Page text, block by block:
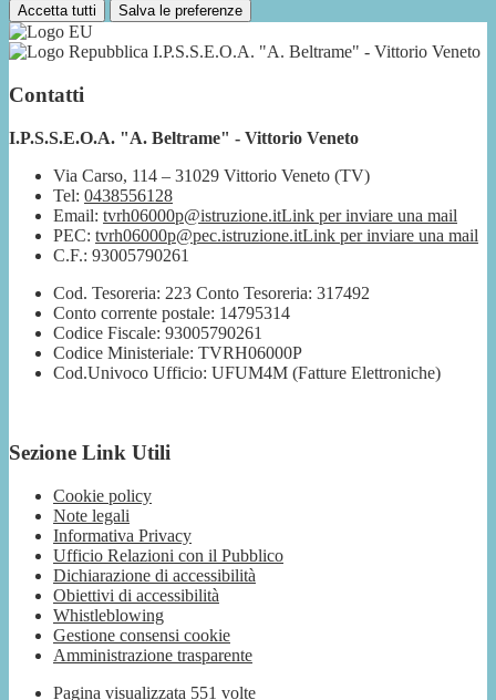
Accetta tutti Salva le preferenze
I.P.S.S.E.O.A. "A. Beltrame" - Vittorio Veneto
Contatti
I.P.S.S.E.O.A. "A. Beltrame" - Vittorio Veneto
Via Carso, 114 – 31029 Vittorio Veneto (TV)
Tel: 0438556128
Email: tvrh06000p@istruzione.itLink per inviare una mail
PEC: tvrh06000p@pec.istruzione.itLink per inviare una mail
C.F.: 93005790261
Cod. Tesoreria: 223 Conto Tesoreria: 317492
Conto corrente postale: 14795314
Codice Fiscale: 93005790261
Codice Ministeriale: TVRH06000P
Cod.Univoco Ufficio: UFUM4M (Fatture Elettroniche)
Sezione Link Utili
Cookie policy
Note legali
Informativa Privacy
Ufficio Relazioni con il Pubblico
Dichiarazione di accessibilità
Obiettivi di accessibilità
Whistleblowing
Gestione consensi cookie
Amministrazione trasparente
Pagina visualizzata 551 volte